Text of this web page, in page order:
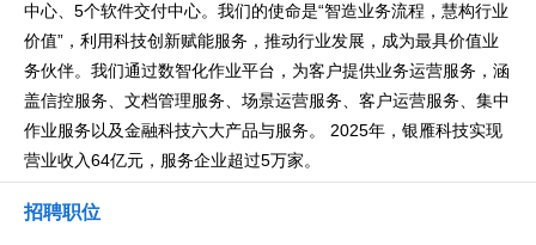
中心、5个软件交付中心。我们的使命是“智造业务流程，慧构行业
价值”，利用科技创新赋能服务，推动行业发展，成为最具价值业
务伙伴。我们通过数智化作业平台，为客户提供业务运营服务，涵
盖信控服务、文档管理服务、场景运营服务、客户运营服务、集中
作业服务以及金融科技六大产品与服务。 2025年，银雁科技实现
营业收入64亿元，服务企业超过5万家。
招聘职位